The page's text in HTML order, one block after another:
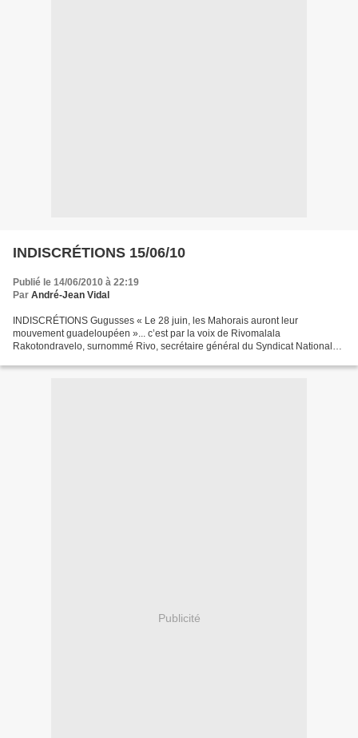
INDISCRÉTIONS 15/06/10
Publié le 14/06/2010 à 22:19
Par André-Jean Vidal
INDISCRÉTIONS Gugusses « Le 28 juin, les Mahorais auront leur
mouvement guadeloupéen »... c’est par la voix de Rivomalala
Rakotondravelo, surnommé Rivo, secrétaire général du Syndicat National
Publicité